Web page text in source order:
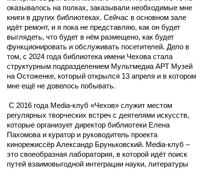
оказывалось на полках, заказывали необходимые мне
книги в других библиотеках. Сейчас в основном зале
идёт ремонт, и я пока не представляю, как он будет
выглядеть, что будет в нём размещено, как будет
функционировать и обслуживать посетителей. Дело в
том, с 2024 года библиотека имени Чехова стала
структурным подразделением Мультмедиа АРТ Музей
на Остоженке, который открылся 13 апреля и в котором
мне ещё не довелось побывать.
C 2016 года Media-клуб «Чехов» служит местом
регулярных творческих встреч с деятелями искусств,
которые организует директор библиотеки Елена
Пахомова и куратор и руководитель проекта
кинорежиссёр Александр Бруньковский. Media-клуб –
это своеобразная лаборатория, в которой идёт поиск
путей взаимовыгодной интеграции науки, литературы